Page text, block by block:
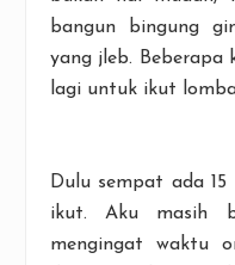
bangun bingung
yang jleb. Beberapa
lagi untuk ikut
Dulu sempat ada
ikut. Aku masih
mengingat waktu